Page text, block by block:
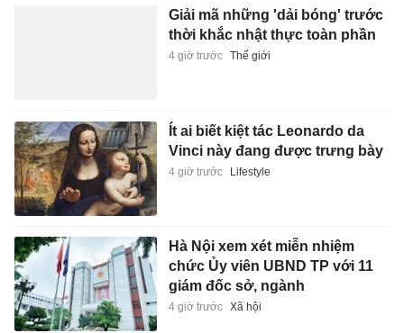
Giải mã những 'dải bóng' trước
thời khắc nhật thực toàn phần
4 giờ trước Thế giới
Ít ai biết kiệt tác Leonardo da
Vinci này đang được trưng bày
4 giờ trước Lifestyle
Hà Nội xem xét miễn nhiệm
chức Ủy viên UBND TP với 11
giám đốc sở, ngành
4 giờ trước Xã hội